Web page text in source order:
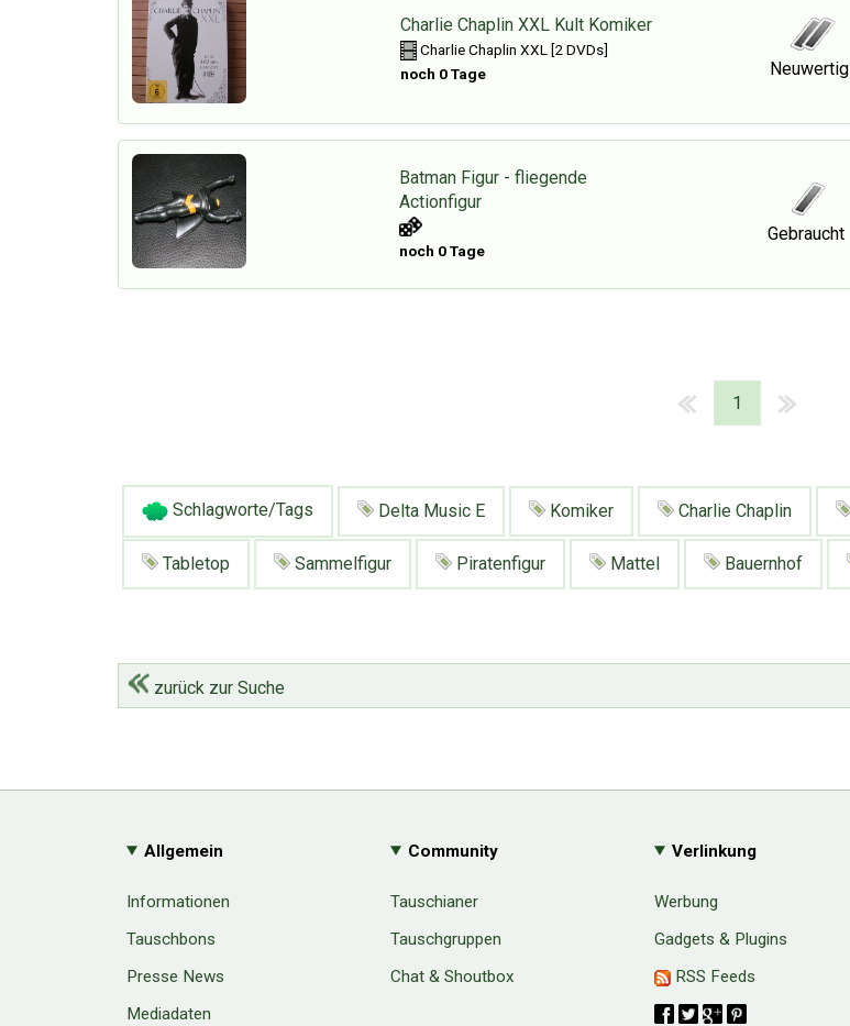
Charlie Chaplin XXL Kult Komiker
Charlie Chaplin XXL [2 DVDs]
noch 0 Tage
Neuwertig
Batman Figur - fliegende
Actionfigur
noch 0 Tage
Gebraucht
1
Schlagworte/Tags Delta Music E Komiker Charlie Chaplin
Tabletop Sammelfigur Piratenfigur Mattel Bauernhof
zurück zur Suche
Allgemein
Informationen
Tauschbons
Presse News
Mediadaten
Community
Tauschianer
Tauschgruppen
Chat & Shoutbox
Verlinkung
Werbung
Gadgets & Plugins
RSS Feeds